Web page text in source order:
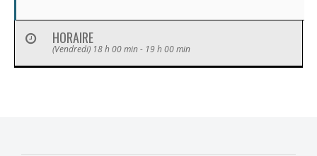
HORAIRE
(Vendredi) 18 h 00 min - 19 h 00 min